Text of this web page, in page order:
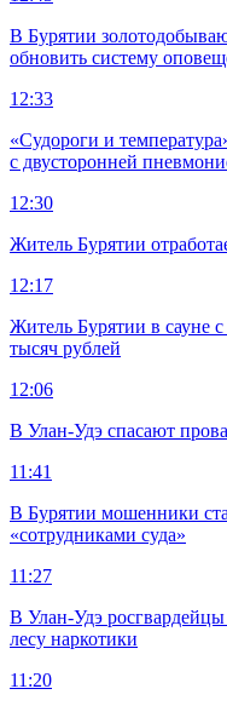
В Бурятии
обновить систему
12:33
«Судороги и
с двусторонней
12:30
Житель Бурятии
12:17
Житель Бурятии в сауне
тысяч рублей
12:06
В Улан-Удэ спасают
11:41
В Бурятии мошенники
«сотрудниками суда»
11:27
В Улан-Удэ
лесу наркотики
11:20